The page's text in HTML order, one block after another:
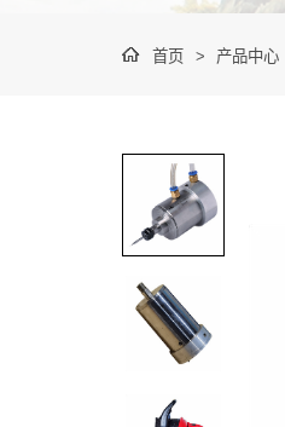
首页 > 产品中心